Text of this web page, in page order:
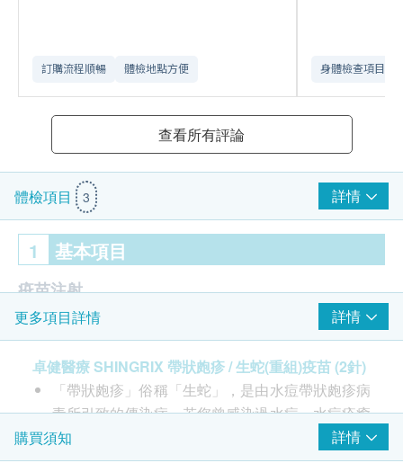
訂購流程順暢 體檢地點方便 身體檢查項目全
查看所有評論
體檢項目 3 詳情
1 基本項目
疫苗注射
注射疫苗前醫生評估
由醫護人員負責注射程序
更多項目詳情 詳情
卓健醫療 SHINGRIX 帶狀皰疹 / 生蛇(重組)疫苗 (2針)
「帶狀皰疹」俗稱「生蛇」，是由水痘帶狀皰疹病
毒所引致的傳染病。若您曾感染過水痘，水痘痊癒
後帶狀皰疹病毒會潛藏在體內的神經系統。隨著年
齡增長，免疫系統會日漸衰弱。帶狀皰疹病毒就可
購買須知 詳情